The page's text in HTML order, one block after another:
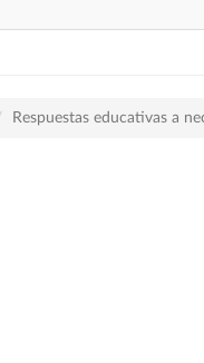
Respuestas educativas a